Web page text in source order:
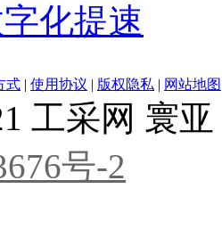
化提速
式 | 使用协议 | 版权隐私 | 网站地图
工采网 寰
号-2